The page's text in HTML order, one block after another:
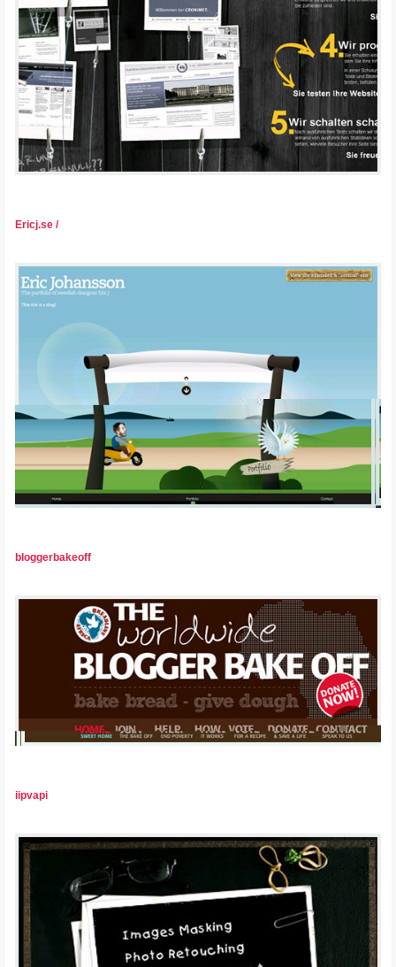
Ericj.se /
bloggerbakeoff
iipvapi